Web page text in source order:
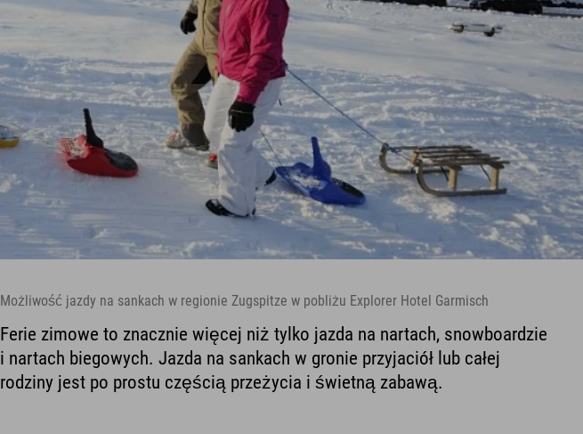
Możliwość jazdy na sankach w regionie Zugspitze w pobliżu Explorer Hotel Garmisch
Ferie zimowe to znacznie więcej niż tylko jazda na nartach, snowboardzie
i nartach biegowych. Jazda na sankach w gronie przyjaciół lub całej
rodziny jest po prostu częścią przeżycia i świetną zabawą.